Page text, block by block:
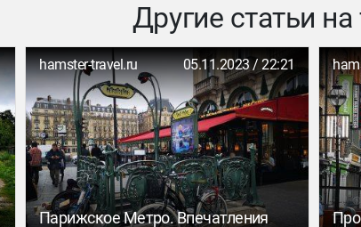
Другие статьи
hamster-travel.ru 05.11.2023 / 22:21
Парижское Метро. Впечатления